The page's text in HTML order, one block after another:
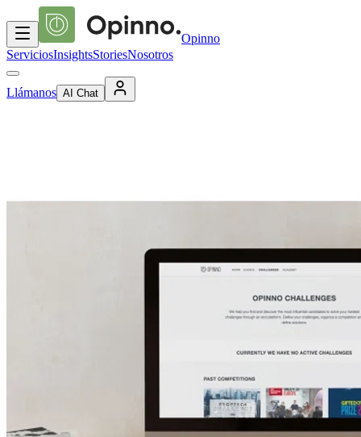
Opinno
ServiciosInsightsStoriesNosotros
Llámanos AI Chat